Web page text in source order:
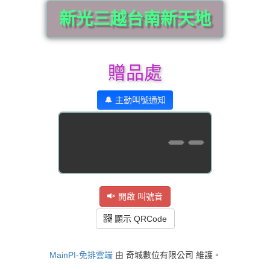
新光三越台南新天地
贈品處
🔔 主動叫號通知
--
開啟 叫號音
顯示 QRCode
MainPI-免排雲端由 奇城數位有限公司 維護。